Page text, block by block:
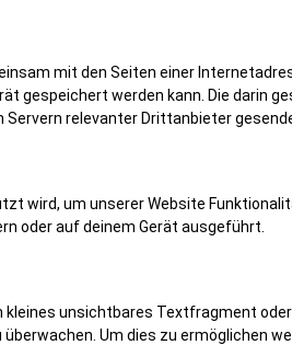
mit den Seiten einer
gespeichert werden kann. Die darin
relevanter Drittanbieter
wird, um unserer Website
oder auf deinem Gerät ausgeführt.
kleines unsichtbares Textfragment
Um dies zu ermöglichen